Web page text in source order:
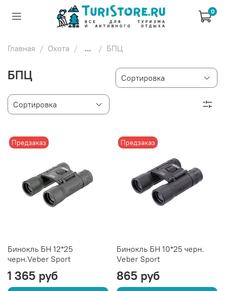
0
Главная Охота ... БПЦ
БПЦ
Предзаказ
Бинокль БН 12*25
черн.Veber Sport
1 365 руб
Предзаказ
Бинокль БН 10*25 черн.
Veber Sport
865 руб